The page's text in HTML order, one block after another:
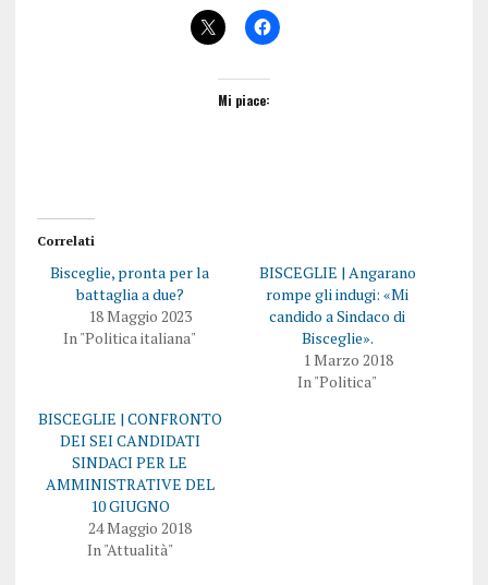
Mi piace:
Correlati
Bisceglie, pronta per la
battaglia a due?
18 Maggio 2023
In "Politica italiana"
BISCEGLIE | Angarano
rompe gli indugi: «Mi
candido a Sindaco di
Bisceglie».
1 Marzo 2018
In "Politica"
BISCEGLIE | CONFRONTO
DEI SEI CANDIDATI
SINDACI PER LE
AMMINISTRATIVE DEL
10 GIUGNO
24 Maggio 2018
In "Attualità"